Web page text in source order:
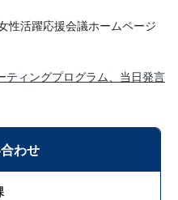
性活躍応援会議ホームページ
ティングプログラム、当日発言
わせ